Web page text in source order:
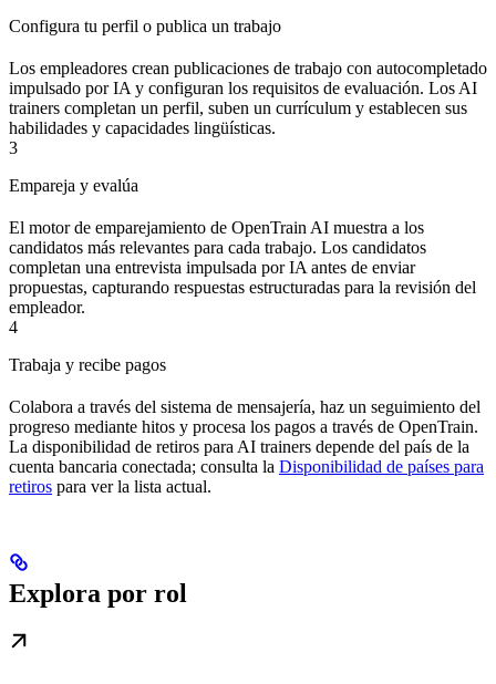
Configura tu perfil o publica un trabajo
Los empleadores crean publicaciones de trabajo con autocompletado
impulsado por IA y configuran los requisitos de evaluación. Los AI
trainers completan un perfil, suben un currículum y establecen sus
habilidades y capacidades lingüísticas.
3
Empareja y evalúa
El motor de emparejamiento de OpenTrain AI muestra a los
candidatos más relevantes para cada trabajo. Los candidatos
completan una entrevista impulsada por IA antes de enviar
propuestas, capturando respuestas estructuradas para la revisión del
empleador.
4
Trabaja y recibe pagos
Colabora a través del sistema de mensajería, haz un seguimiento del
progreso mediante hitos y procesa los pagos a través de OpenTrain.
La disponibilidad de retiros para AI trainers depende del país de la
cuenta bancaria conectada; consulta la Disponibilidad de países para
retiros para ver la lista actual.
Explora por rol